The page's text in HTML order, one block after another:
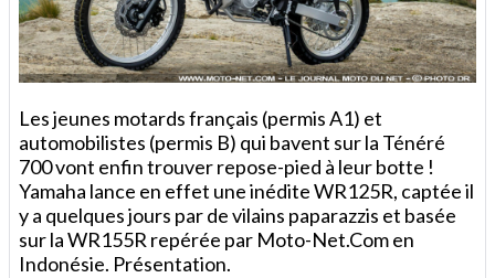
Les jeunes motards français (permis A1) et
automobilistes (permis B) qui bavent sur la Ténéré
700 vont enfin trouver repose-pied à leur botte !
Yamaha lance en effet une inédite WR125R, captée il
y a quelques jours par de vilains paparazzis et basée
sur la WR155R repérée par Moto-Net.Com en
Indonésie. Présentation.